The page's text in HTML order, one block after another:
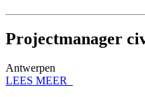
Projectmanager
Antwerpen
LEES MEER